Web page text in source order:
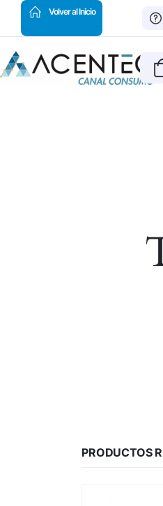
Volver al Inicio
PRODUCTOS